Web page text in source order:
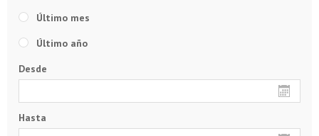
Último mes
Último año
Desde
Hasta